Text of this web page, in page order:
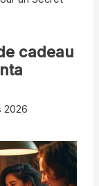
cadeau
2026